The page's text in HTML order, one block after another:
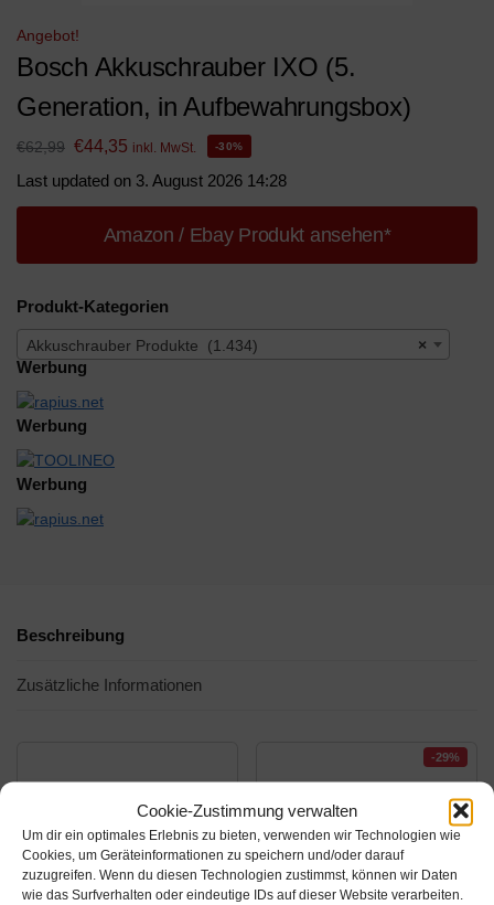
Cookie-Zustimmung verwalten
Um dir ein optimales Erlebnis zu bieten, verwenden wir Technologien wie
Cookies, um Geräteinformationen zu speichern und/oder darauf
zuzugreifen. Wenn du diesen Technologien zustimmst, können wir Daten
wie das Surfverhalten oder eindeutige IDs auf dieser Website verarbeiten.
Angebot!
Bosch Akkuschrauber IXO (5.
Generation, in Aufbewahrungsbox)
€62,99 €44,35 inkl. MwSt. -30%
Last updated on 3. August 2026 14:28
Amazon / Ebay Produkt ansehen*
Produkt-Kategorien
×
Akkuschrauber Produkte (1.434)
Werbung
Werbung
Werbung
Beschreibung
Zusätzliche Informationen
-29%